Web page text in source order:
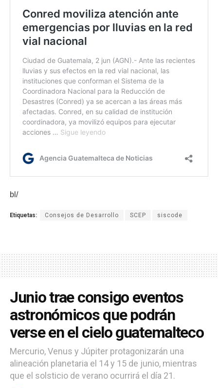
bl/
Etiquetas: Consejos de Desarrollo SCEP siscode
Junio trae consigo eventos
astronómicos que podrán
verse en el cielo guatemalteco
Mercurio, Venus y Júpiter protagonizarán una
alineación planetaria el 14 y 15 de junio, mientras
que el solsticio de verano ocurrirá el día 21.